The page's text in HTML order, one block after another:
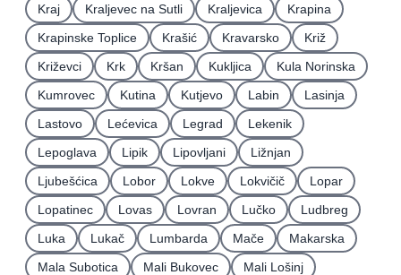
Kraj
Kraljevec na Sutli Kraljevica
Krapina
Krapinske Toplice
Krašić Kravarsko
Križ
Križevci
Krk Kršan Kukljica
Kula Norinska
Kumrovec
Kutina Kutjevo Labin
Lasinja
Lastovo
Lećevica Legrad
Lekenik
Lepoglava
Lipik Lipovljani
Ližnjan
Ljubešćica
Lobor Lokve Lokvičič
Lopar
Lopatinec
Lovas Lovran Lučko
Ludbreg
Luka
Lukač Lumbarda Mače
Makarska
Mala Subotica
Mali Bukovec
Mali Lošinj